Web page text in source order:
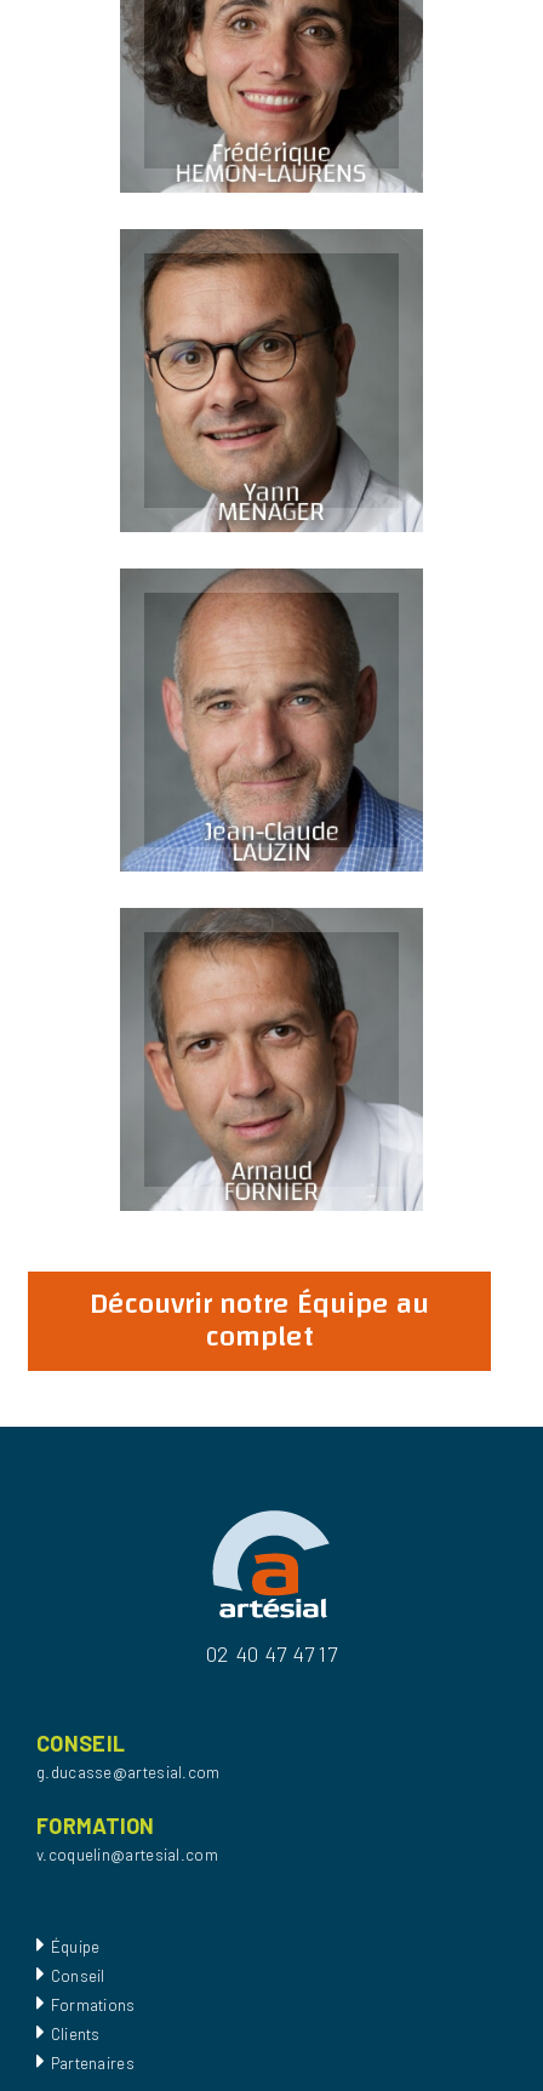
Découvrir notre Équipe au
complet
02 40 47 47 17
CONSEIL
g.ducasse@artesial.com
FORMATION
v.coquelin@artesial.com
Équipe
Conseil
Formations
Clients
Partenaires